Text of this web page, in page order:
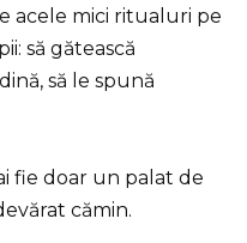
acele mici ritualuri pe
să gătească
să le spună
fie doar un palat de
cămin.